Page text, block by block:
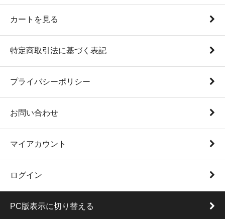
カートを見る
特定商取引法に基づく表記
プライバシーポリシー
お問い合わせ
マイアカウント
ログイン
PC版表示に切り替える